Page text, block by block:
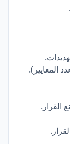
المعايير).
القرار.